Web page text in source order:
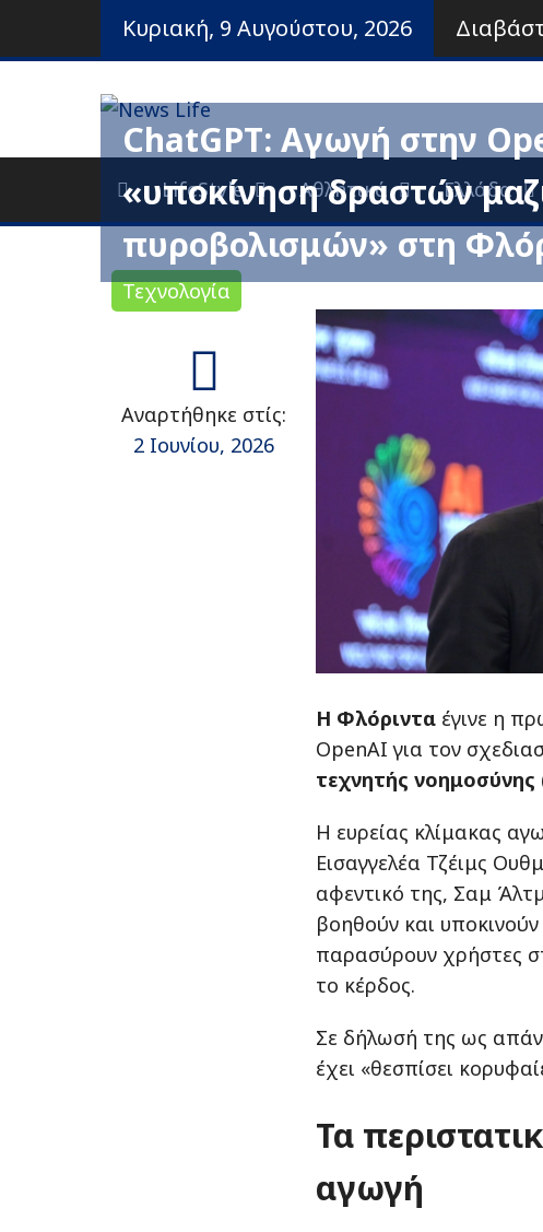
Κυριακή, 9 Αυγούστου, 2026
News Life
Ειδήσεις και νέα
LifeStyle Αθλητικά Ελλάδα
Τεχνολογία
ChatGPT: Αγωγή στην
«υποκίνηση δραστών
πυροβολισμών» στη
Αναρτήθηκε στίς:
2 Ιουνίου, 2026
Η Φλόριντα έγινε η
OpenAI για τον
τεχνητής νοημοσύνης
Η ευρείας κλίμακας
Εισαγγελέα Τζέιμς
αφεντικό της, Σαμ
βοηθούν και
παρασύρουν χρήστες
το κέρδος.
Σε δήλωσή της ως
έχει «θεσπίσει
Τα
αγωγή